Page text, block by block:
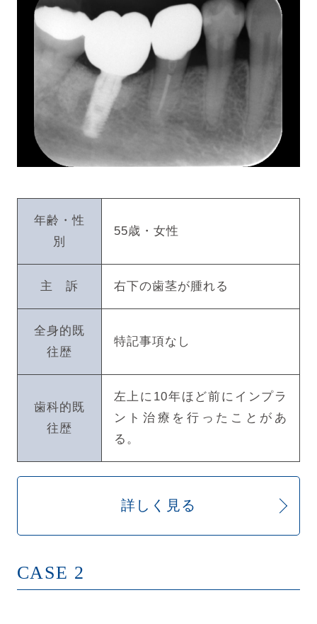
年齢・性
別
55歳・女性
主 訴 右下の歯茎が腫れる
全身的既
往歴
特記事項なし
歯科的既
往歴
左上に10年ほど前にインプラ
ント治療を行ったことがあ
る。
詳しく見る
CASE 2